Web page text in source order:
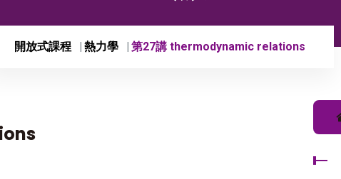
開放式課程 熱力學 第27講 thermodynamic relations